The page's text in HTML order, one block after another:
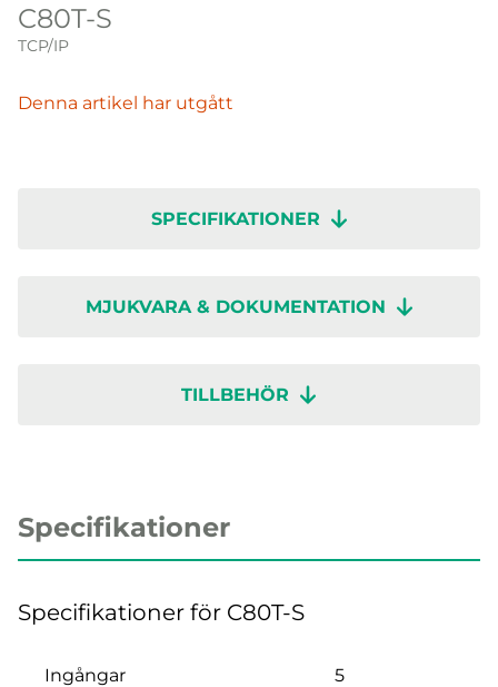
C80T-S
TCP/IP
Denna artikel har utgått
SPECIFIKATIONER
MJUKVARA & DOKUMENTATION
TILLBEHÖR
Specifikationer
Specifikationer för C80T-S
Ingångar 5